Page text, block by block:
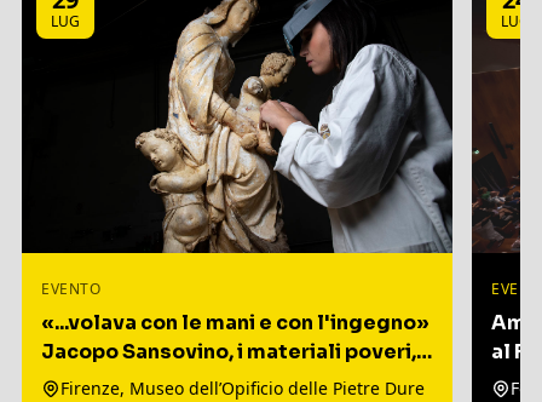
LUG
EVENTO
«...volava con le mani e con l'ingegno»
Jacopo Sansovino, i materiali poveri,
un capolavoro veneziano
Firenze, Museo dell’Opificio delle Pietre Dure
LUG
al